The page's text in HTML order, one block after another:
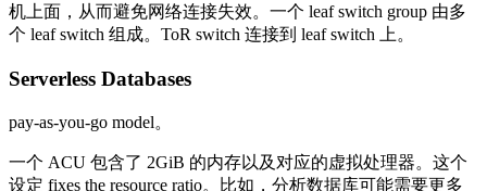
机上面，从而避免网络连接失效。一个 leaf switch group 由多
个 leaf switch 组成。ToR switch 连接到 leaf switch 上。
Serverless Databases
pay-as-you-go model。
一个 ACU 包含了 2GiB 的内存以及对应的虚拟处理器。这个
设定 fixes the resource ratio。比如，分析数据库可能需要更多